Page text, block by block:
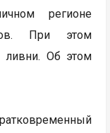
регионе
При этом
ливни. Об этом